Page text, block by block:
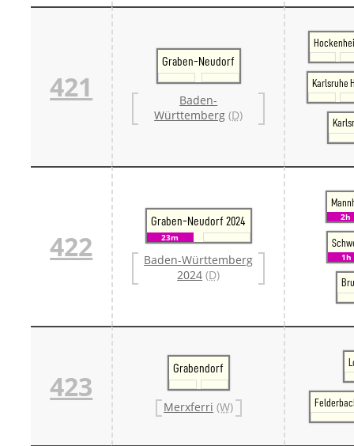
421
Graben-Neudorf
Baden-
Württemberg (D)
Karlsruhe
422
Graben-Neudorf 2024
23m
Baden-Württemberg
2024 (D)
2h
1h
423
Grabendorf
Merxferri (W)